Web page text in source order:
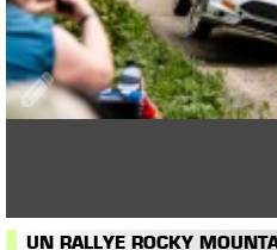
UN RALLYE ROCKY